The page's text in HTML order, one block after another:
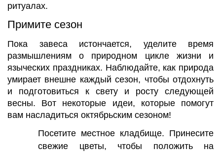
ритуалах.
Примите сезон
Пока завеса истончается, уделите время
размышлениям о природном цикле жизни и
языческих праздниках. Наблюдайте, как природа
умирает внешне каждый сезон, чтобы отдохнуть
и подготовиться к свету и росту следующей
весны. Вот некоторые идеи, которые помогут
вам насладиться октябрьским сезоном!
Посетите местное кладбище. Принесите
свежие цветы, чтобы положить на